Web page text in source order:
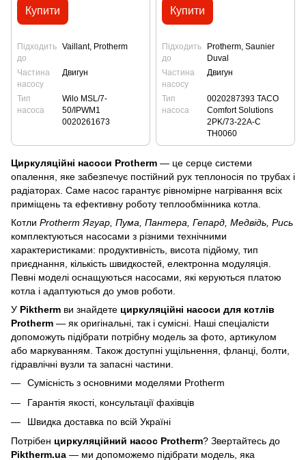
Купити
Підходить
до
Vaillant, Protherm
Частина
насосу
Двигун
Тип
насоса
Wilo MSL/7-
50/IPWM1
0020261673
Купити
Підходить
до
Protherm, Saunier
Duval
Частина
насосу
Двигун
Тип
насоса
0020287393 TACO
Comfort Solutions
2PK/73-22A-C
TH0060
Циркуляційні насоси Protherm — це серце системи
опалення, яке забезпечує постійний рух теплоносія по трубах і
радіаторах. Саме насос гарантує рівномірне нагрівання всіх
приміщень та ефективну роботу теплообмінника котла.
Котли Protherm Ягуар, Пума, Пантера, Гепард, Медвідь, Рись
комплектуються насосами з різними технічними
характеристиками: продуктивність, висота підйому, тип
приєднання, кількість швидкостей, електронна модуляція.
Певні моделі оснащуються насосами, які керуються платою
котла і адаптуються до умов роботи.
У Piktherm ви знайдете циркуляційні насоси для котлів
Protherm — як оригінальні, так і сумісні. Наші спеціалісти
допоможуть підібрати потрібну модель за фото, артикулом
або маркуванням. Також доступні ущільнення, фланці, болти,
гідравлічні вузли та запасні частини.
Сумісність з основними моделями Protherm
Гарантія якості, консультації фахівців
Швидка доставка по всій Україні
Потрібен циркуляційний насос Protherm? Звертайтесь до
Piktherm.ua — ми допоможемо підібрати модель, яка